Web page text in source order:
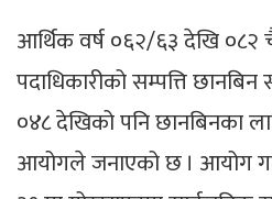
आर्थिक वर्ष ०६२/६३ देखि
पदाधिकारीको सम्पत्ति
०४८ देखिको पनि छानबिनका
आयोगले जनाएको छ । आयोग